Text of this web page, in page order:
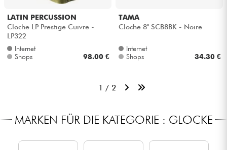
LATIN PERCUSSION
Cloche LP Prestige Cuivre -
LP322
Internet
Shops
98.00 €
TAMA
Cloche 8" SCB8BK - Noire
Internet
Shops
34.30 €
1 / 2
MARKEN FÜR DIE KATEGORIE : GLOCKE